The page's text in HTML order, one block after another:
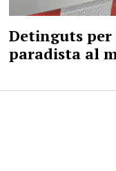
Detinguts
paradista al